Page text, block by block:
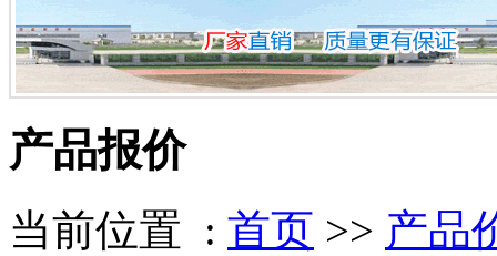
产品报价
当前位置 : 首页 >> 产品